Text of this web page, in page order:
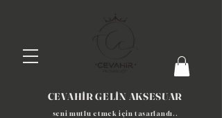
CEVAHİR GELİN AKSESUAR
seni mutlu etmek için tasarlandı​..